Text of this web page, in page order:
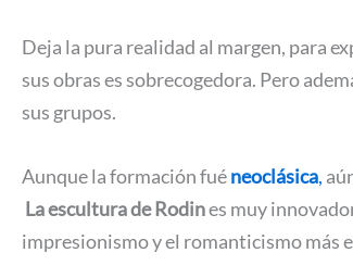
Deja la pura realidad al margen, para
sus obras es sobrecogedora. Pero
sus grupos.
Aunque la formación fuéneoclásica,
La escultura de Rodines muy
impresionismo y el romanticismo más